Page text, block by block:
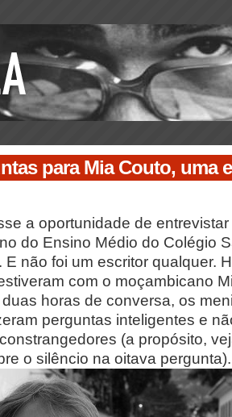
para Mia Couto, uma
a oportunidade de
do Ensino Médio do Colégio
E não foi um escritor qualquer.
com o moçambicano
horas de conversa, os
perguntas inteligentes e
(a propósito,
o silêncio na oitava pergunta).